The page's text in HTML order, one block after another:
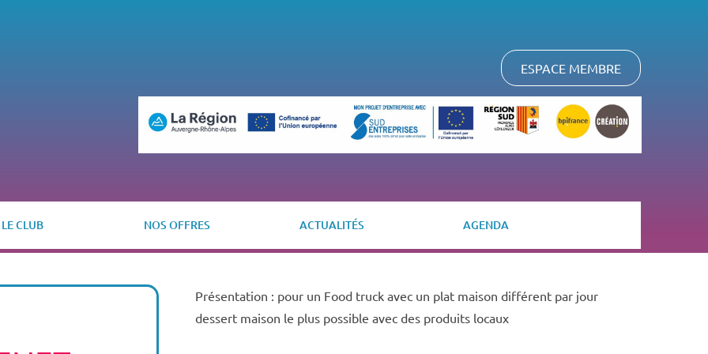
ESPACE MEMBRE
LE CLUB NOS OFFRES ACTUALITÉS AGENDA
Présentation : pour un Food truck avec un plat maison différent par jour
dessert maison le plus possible avec des produits locaux